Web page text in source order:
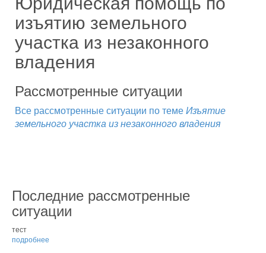
изъятию земельного
участка из незаконного
владения
Рассмотренные ситуации
Все рассмотренные ситуации по темеИзъятие
земельного участка из незаконного владения
Последние рассмотренные
ситуации
тест
подробнее